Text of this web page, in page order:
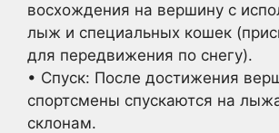
восхождения на вершину с
лыж и специальных кошек
для передвижения по снегу).
• Спуск: После достижения
спортсмены спускаются на
склонам.